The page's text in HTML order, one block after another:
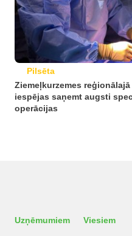
Pilsēta
Ziemeļkurzemes
iespējas saņemt augsti
operācijas
Uzņēmumiem Viesiem